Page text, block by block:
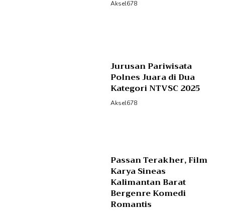
Aksel678
Jurusan Pariwisata
Polnes Juara di Dua
Kategori NTVSC 2025
Aksel678
Passan Terakher, Film
Karya Sineas
Kalimantan Barat
Bergenre Komedi
Romantis